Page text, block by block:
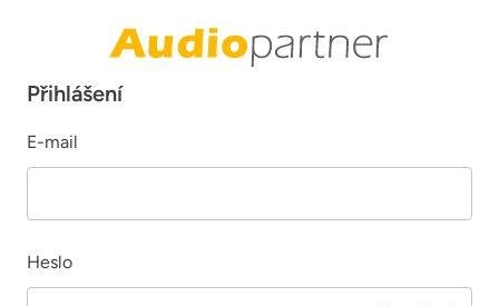
Přihlášení
E-mail
Heslo